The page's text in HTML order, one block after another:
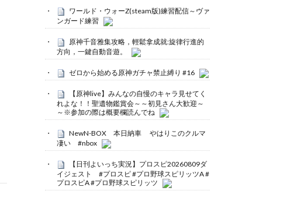
ワールド・ウォーZ(steam版)練習配信～ヴァ
ンガード練習
原神千音雅集攻略，輕鬆拿成就:旋律行進的
方向，一鍵自動音遊。
ゼロから始める原神ガチャ禁止縛り #16
【原神live】みんなの自慢のキャラ見せてく
れよな！！聖遺物鑑賞会～～初見さん大歓迎～
～※参加の際は概要欄読んでね
NewN-BOX 本日納車 やはりこのクルマ
凄い #nbox
【日刊よいっち実況】プロスピ20260809ダ
イジェスト #プロスピ #プロ野球スピリッツA #
プロスピA #プロ野球スピリッツ